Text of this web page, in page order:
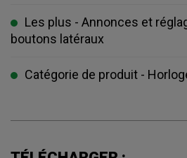
Les plus - Annonces et
boutons latéraux
Catégorie de produit -